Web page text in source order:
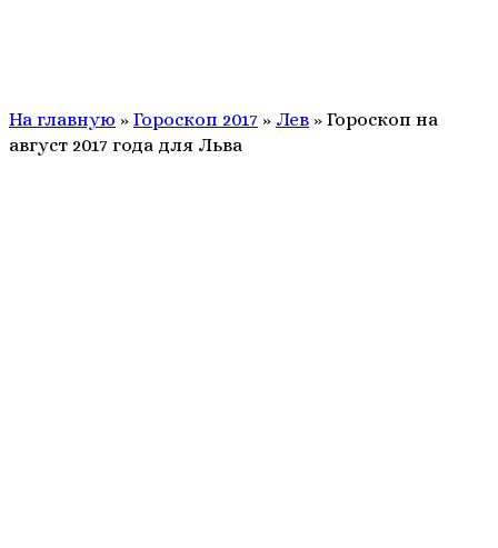
На главную » Гороскоп 2017 » Лев » Гороскоп на
август 2017 года для Льва